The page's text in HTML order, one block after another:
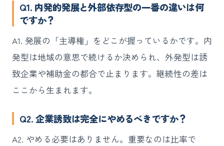
Q1. 内発的発展と外部依存型の一番の違いは何
ですか？
A1. 発展の「主導権」をどこが握っているかです。内
発型は地域の意思で続けるか決められ、外発型は誘
致企業や補助金の都合で止まります。継続性の差は
ここから生まれます。
Q2. 企業誘致は完全にやめるべきですか？
A2. やめる必要はありません。重要なのは比率で